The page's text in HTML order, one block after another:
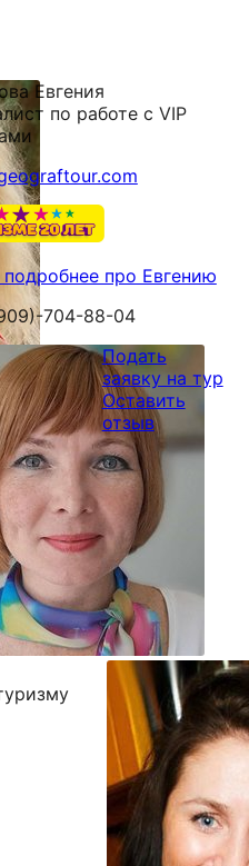
Евгения
по работе с VIP
подробнее про Евгению
704-88-04
Подать
заявку на тур
Оставить
отзыв